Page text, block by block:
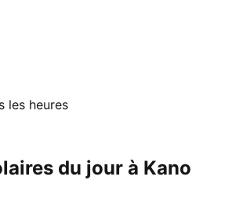
les heures
du jour à Kano